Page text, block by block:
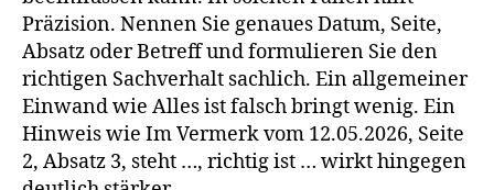
Präzision. Nennen Sie genaues Datum, Seite,
Absatz oder Betreff und formulieren Sie den
richtigen Sachverhalt sachlich. Ein allgemeiner
Einwand wie Alles ist falsch bringt wenig. Ein
Hinweis wie Im Vermerk vom 12.05.2026, Seite
2, Absatz 3, steht …, richtig ist … wirkt hingegen